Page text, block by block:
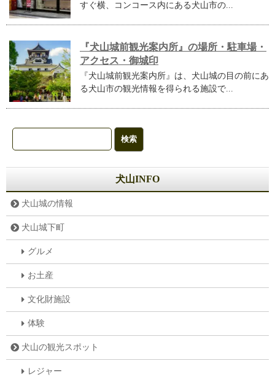
すぐ横、コンコース内にある犬山市の...
『犬山城前観光案内所』の場所・駐車場・
アクセス・御城印
『犬山城前観光案内所』は、犬山城の目の前にあ
る犬山市の観光情報を得られる施設で...
犬山INFO
犬山城の情報
犬山城下町
グルメ
お土産
文化財施設
体験
犬山の観光スポット
レジャー